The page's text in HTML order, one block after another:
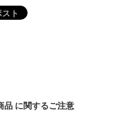
品 に関するご注意